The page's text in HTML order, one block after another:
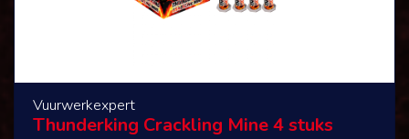
Vuurwerkexpert
Thunderking Crackling Mine 4 stuks